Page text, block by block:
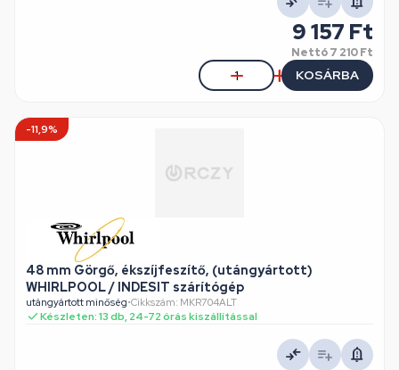
9 157 Ft
Nettó7 210 Ft
KOSÁRBA
-11,9%
48 mm Görgő, ékszíjfeszítő, (utángyártott)
WHIRLPOOL / INDESIT szárítógép
utángyártott minőség•Cikkszám: MKR704ALT
Készleten: 13 db, 24-72 órás kiszállítással